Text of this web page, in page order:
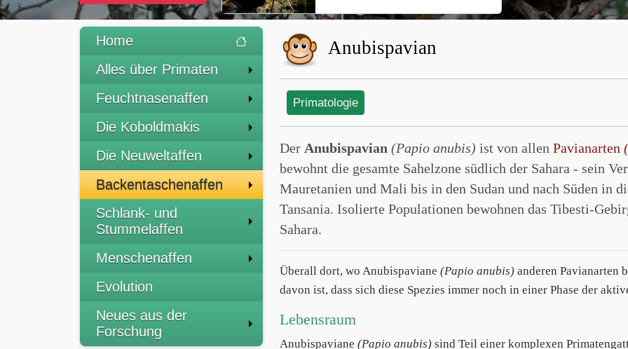
Home
Alles über Primaten
Feuchtnasenaffen
Die Koboldmakis
Die Neuweltaffen
Backentaschenaffen
Schlank- und
Stummelaffen
Menschenaffen
Evolution
Neues aus der
Forschung
Anubispavian
Primatologie
Der Anubispavian (Papio anubis) ist von allen Pavianarten
bewohnt die gesamte Sahelzone südlich der Sahara - sein
Mauretanien und Mali bis in den Sudan und nach Süden in
Tansania. Isolierte Populationen bewohnen das Tibesti-
Sahara.
Überall dort, wo Anubispaviane (Papio anubis) anderen Pavianarten
davon ist, dass sich diese Spezies immer noch in einer Phase der
Lebensraum
Anubispaviane (Papio anubis) sind Teil einer komplexen